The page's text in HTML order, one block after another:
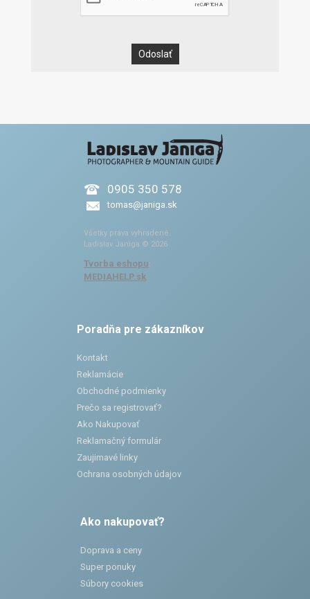
0905 350 578
tomas@janiga.sk
Všetky práva vyhradené.
Ladislav Janiga © 2026
Tvorba eshopu:
MEDIAHELP.sk
Poradňa pre zákazníkov
Kontakt
Reklamácie
Obchodné podmienky
Prečo sa registrovať?
Ako Nakupovať
Reklamačný formulár
Zaujimavé linky
Ochrana osobných údajov
Ako nakupovať?
Doprava a ceny
Super ponuky
Súbory cookies